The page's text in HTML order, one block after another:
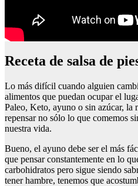
Receta de salsa de
Lo más difícil cuando alguien
alimentos que puedan ocupar el
Paleo, Keto, ayuno o sin azúcar, la
repensar no sólo lo que comemos
nuestra vida.
Bueno, el ayuno debe ser el más
que pensar constantemente en lo
carbohidratos pero sigue siendo
tener hambre, tenemos que